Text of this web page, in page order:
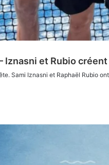
Iznasni et Rubio
Sami Iznasni et Raphaël Rubio